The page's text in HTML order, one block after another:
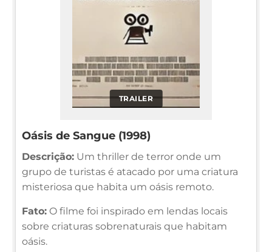
TRAILER
Oásis de Sangue (1998)
Descrição: Um thriller de terror onde um
grupo de turistas é atacado por uma criatura
misteriosa que habita um oásis remoto.
Fato: O filme foi inspirado em lendas locais
sobre criaturas sobrenaturais que habitam
oásis.